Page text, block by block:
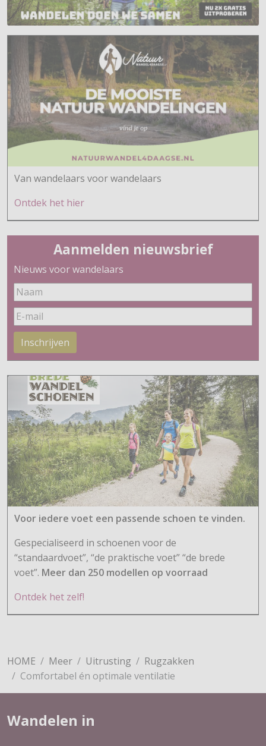
Van wandelaars voor wandelaars
Ontdek het hier
Aanmelden nieuwsbrief
Nieuws voor wandelaars
Inschrijven
Voor iedere voet een passende schoen te vinden.
Gespecialiseerd in schoenen voor de
“standaardvoet”, “de praktische voet” “de brede
voet”. Meer dan 250 modellen op voorraad
Ontdek het zelf!
HOME Meer Uitrusting
Rugzakken
Comfortabel én optimale ventilatie
Wandelen in